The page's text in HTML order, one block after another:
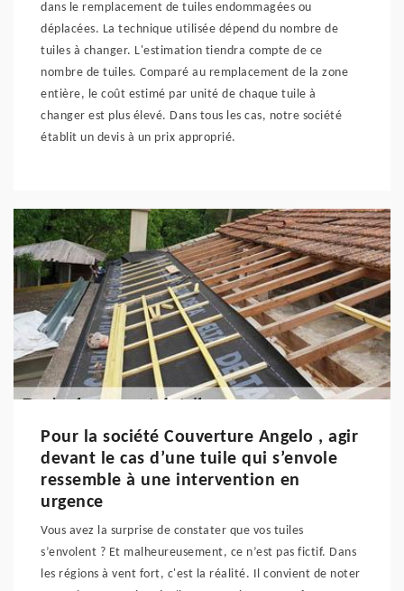
dans le remplacement de tuiles endommagées ou
déplacées. La technique utilisée dépend du nombre de
tuiles à changer. L'estimation tiendra compte de ce
nombre de tuiles. Comparé au remplacement de la zone
entière, le coût estimé par unité de chaque tuile à
changer est plus élevé. Dans tous les cas, notre société
établit un devis à un prix approprié.
Pour la société Couverture Angelo , agir
devant le cas d’une tuile qui s’envole
ressemble à une intervention en
urgence
Vous avez la surprise de constater que vos tuiles
s’envolent ? Et malheureusement, ce n’est pas fictif. Dans
les régions à vent fort, c'est la réalité. Il convient de noter